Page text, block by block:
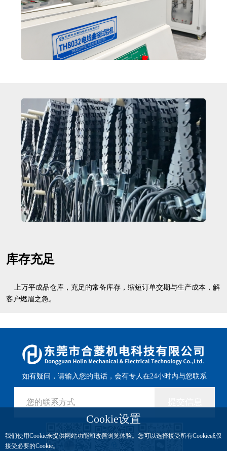
Cookie设置
我们使用Cookie来提供网站功能和改善浏览体验。您可以选择接受所有Cookie或仅
接受必要的Cookie。
库存充足
上万平成品仓库，充足的常备库存，缩短订单交期与生产成本，解
客户燃眉之急。
如有疑问，请输入您的电话，会有专人在24小时内与您联系